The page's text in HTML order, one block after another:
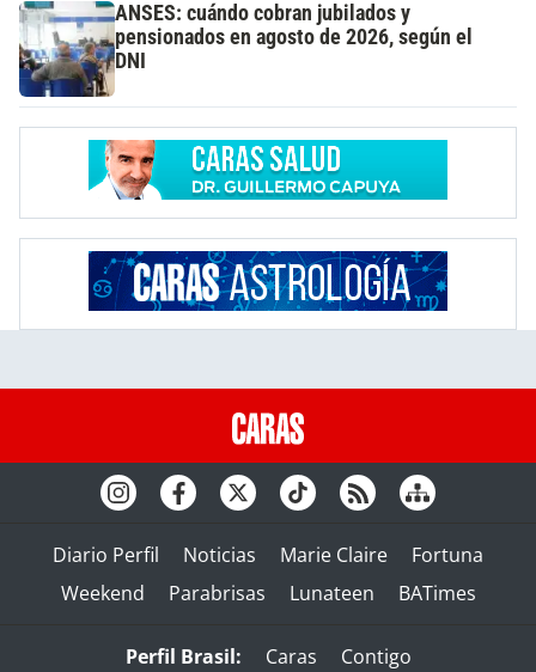
ANSES: cuándo cobran jubilados y
pensionados en agosto de 2026, según el
DNI
Diario Perfil Noticias Marie Claire
Fortuna
Weekend
Parabrisas Lunateen BATimes
Perfil Brasil: Caras
Contigo